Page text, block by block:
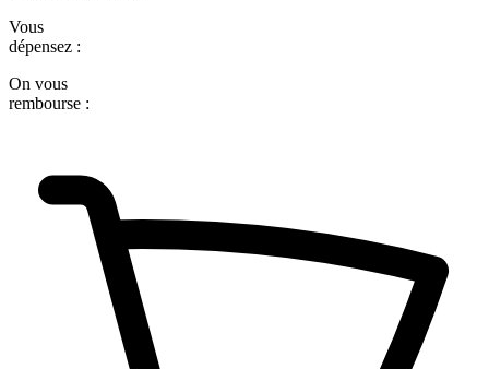
Vous
dépensez :
On vous
rembourse :